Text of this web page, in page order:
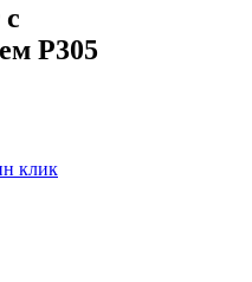
P305
клик